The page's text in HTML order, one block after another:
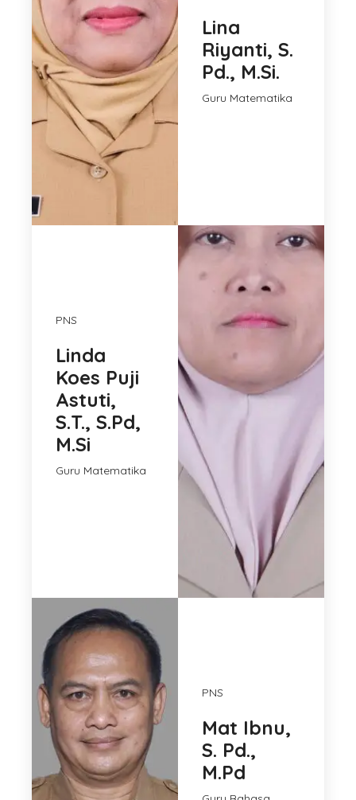
Lina
Riyanti, S.
Pd., M.Si.
Guru Matematika
PNS
Linda
Koes Puji
Astuti,
S.T., S.Pd,
M.Si
Guru Matematika
PNS
Mat Ibnu,
S. Pd.,
M.Pd